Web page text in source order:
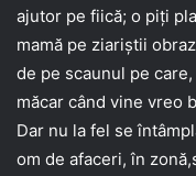
ajutor pe fiică; o piți
mamă pe ziariștii
de pe scaunul pe
măcar când vine vreo
Dar nu la fel se
om de afaceri, în